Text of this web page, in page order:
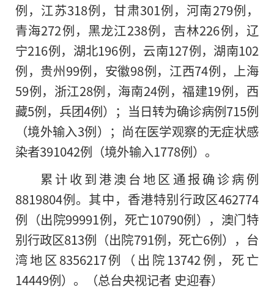
例，江苏318例，甘肃301例，河南279例，
青海272例，黑龙江238例，吉林226例，辽
宁216例，湖北196例，云南127例，湖南102
例，贵州99例，安徽98例，江西74例，上海
59例，浙江28例，海南24例，福建19例，西
藏5例，兵团4例）；当日转为确诊病例715例
（境外输入3例）；尚在医学观察的无症状感
染者391042例（境外输入1778例）。
累计收到港澳台地区通报确诊病例
8819804例。其中，香港特别行政区462774
例（出院99991例，死亡10790例），澳门特
别行政区813例（出院791例，死亡6例），台
湾地区8356217例（出院13742例，死亡
14449例）。（总台央视记者 史迎春）